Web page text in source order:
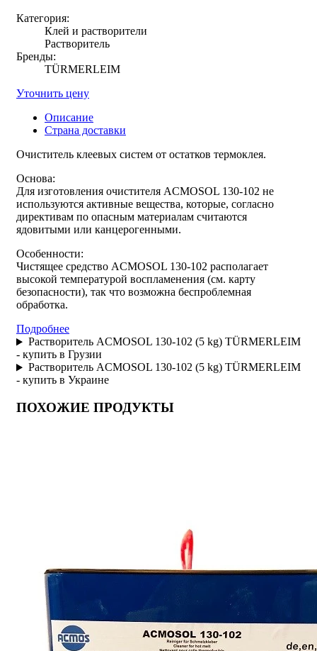
Категория:
Клей и растворители
Растворитель
Бренды:
TÜRMERLEIM
Уточнить цену
Описание
Страна доставки
Очиститель клеевых систем от остатков термоклея.
Основа:
Для изготовления очистителя ACMOSOL 130-102 не
используются активные вещества, которые, согласно
директивам по опасным материалам считаются
ядовитыми или канцерогенными.
Особенности:
Чистящее средство ACMOSOL 130-102 располагает
высокой температурой воспламенения (см. карту
безопасности), так что возможна беспроблемная
обработка.
Подробнее
Растворитель ACMOSOL 130-102 (5 kg) TÜRMERLEIM
- купить в Грузии
Растворитель ACMOSOL 130-102 (5 kg) TÜRMERLEIM
- купить в Украине
ПОХОЖИЕ ПРОДУКТЫ